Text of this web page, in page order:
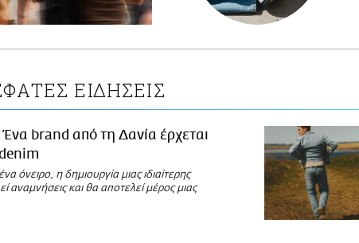
ΕΙΔΗΣΕΙΣ
Ένα brand από τη Δανία έρχεται
όνειρο, η δημιουργία μιας ιδιαίτερης
και θα αποτελεί μέρος μιας